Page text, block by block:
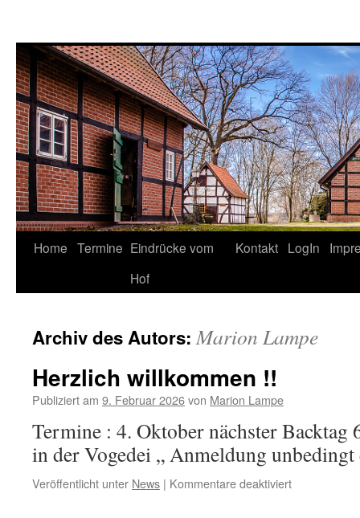
Springe
Home Termine Eindrücke vom
Hof
Kontakt LogIn
Archiv des Autors:Marion Lampe
Herzlich willkommen !!
Publiziert am 9. Februar 2026von Marion Lampe
Termine : 4. Oktober nächster Backtag
in der Vogedei „ Anmeldung
Veröffentlicht unter News | Kommentare deaktiviertfür